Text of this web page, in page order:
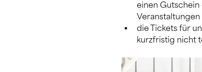
einen
die Tickets für
kurzfristig nicht